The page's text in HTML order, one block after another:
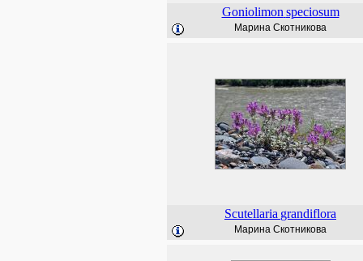
Goniolimon speciosum
Марина Скотникова
Scutellaria grandiflora
Марина Скотникова